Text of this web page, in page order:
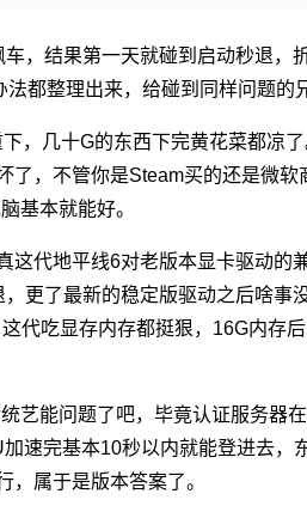
，结果第一天就碰到启动秒退，
都整理出来，给碰到同样问题的
，几十G的东西下完黄花菜都凉
，不管你是Steam买的还是微软
基本就能好。
代地平线6对老版本显卡驱动的
更了最新的稳定版驱动之后啥事
代吃显存内存都挺狠，16G内存
艺能问题了吧，毕竟认证服务器
速完基本10秒以内就能登进去，
属于是版本答案了。